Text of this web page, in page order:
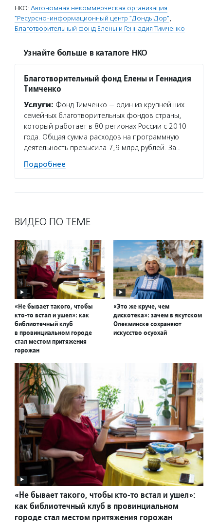
НКО: Автономная некоммерческая организация
"Ресурсно-информационный центр "ДондыДор",
Благотворительный фонд Елены и Геннадия Тимченко
Узнайте больше в каталоге НКО
Благотворительный фонд Елены и Геннадия
Тимченко
Услуги: Фонд Тимченко — один из крупнейших
семейных благотворительных фондов страны,
который работает в 80 регионах России с 2010
года. Общая сумма расходов на программную
деятельность превысила 7,9 млрд рублей. За…
Подробнее
ВИДЕО ПО ТЕМЕ
«Не бывает такого, чтобы
кто-то встал и ушел»: как
библиотечный клуб
в провинциальном городе
стал местом притяжения
горожан
«Это же круче, чем
дискотека»: зачем в якутском
Олекминске сохраняют
искусство осуохай
«Не бывает такого, чтобы кто-то встал и ушел»:
как библиотечный клуб в провинциальном
городе стал местом притяжения горожан